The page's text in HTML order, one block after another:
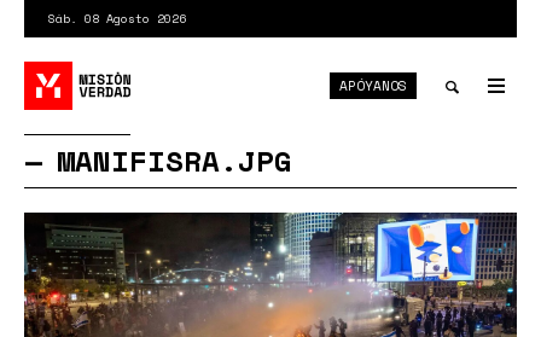
contenido
principal
Sáb. 08 Agosto 2026
search
APÓYANOS
MANIFISRA.JPG